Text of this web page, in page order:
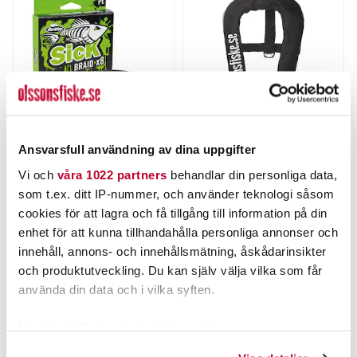
Ansvarsfull användning av dina uppgifter
Vi och våra 1022 partners behandlar din personliga data,
som t.ex. ditt IP-nummer, och använder teknologi såsom
cookies för att lagra och få tillgång till information på din
enhet för att kunna tillhandahålla personliga annonser och
innehåll, annons- och innehållsmätning, åskådarinsikter
och produktutveckling. Du kan själv välja vilka som får
använda din data och i vilka syften.
BERKLEY
Berkley Sick Braid HV
Yellow 150m
Nuvarande pris:
249,00 krTidigare pris :
339,00 kr
249,00 kr
339,00 kr
FINNS I LAGER.
LÄS MER
BALTIC
Baltic Winner Auto Svart
Olssons Fiske Edt
Nuvarande pris:
949,00 krTidigare pris:
1 198,00 kr
949,00 kr
FLER ÄN 6 ST KVAR
LÄGG I VARUKORGEN